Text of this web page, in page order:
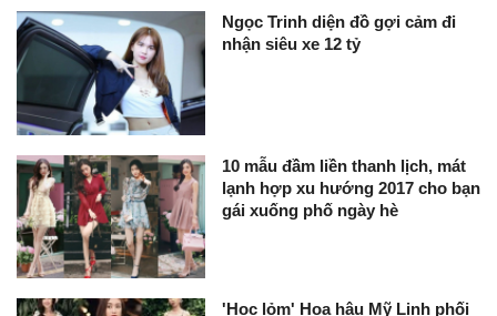
Ngọc Trinh diện đồ gợi cảm đi
nhận siêu xe 12 tỷ
10 mẫu đầm liền thanh lịch, mát
lạnh hợp xu hướng 2017 cho bạn
gái xuống phố ngày hè
'Học lỏm' Hoa hậu Mỹ Linh phối